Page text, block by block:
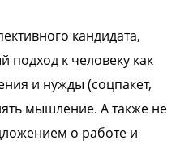
кандидата,
подход к человеку как
и нужды (соцпакет,
мышление. А также не
о работе и